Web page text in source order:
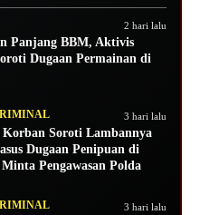
2 hari lalu
Panjang BBM, Aktivis
Dugaan Permainan di
3 hari lalu
Soroti Lambannya
Dugaan Penipuan di
Pengawasan Polda
3 hari lalu